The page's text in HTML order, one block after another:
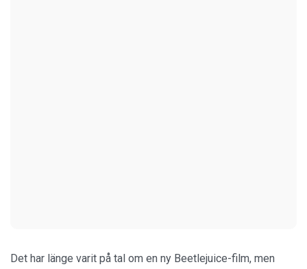
Det har länge varit på tal om en ny Beetlejuice-film, men